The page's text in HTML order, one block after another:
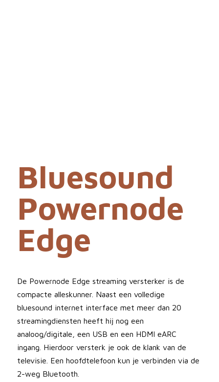
Bluesound
Powernode
Edge
De Powernode Edge streaming versterker is de
compacte alleskunner. Naast een volledige
bluesound internet interface met meer dan 20
streamingdiensten heeft hij nog een
analoog/digitale, een USB en een HDMI eARC
ingang. Hierdoor versterk je ook de klank van de
televisie. Een hoofdtelefoon kun je verbinden via de
2-weg Bluetooth.